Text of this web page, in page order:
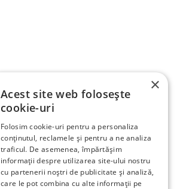
×
Acest site web folosește
cookie-uri
Folosim cookie-uri pentru a personaliza
conținutul, reclamele și pentru a ne analiza
traficul. De asemenea, împărtășim
informații despre utilizarea site-ului nostru
cu partenerii noștri de publicitate și analiză,
care le pot combina cu alte informații pe